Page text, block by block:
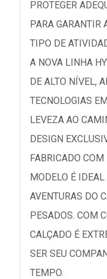
PROTEGER
PARA GARANTIR
TIPO DE
A NOVA LINHA
DE ALTO NÍVEL,
TECNOLOGIAS
LEVEZA AO
DESIGN
FABRICADO
MODELO É
AVENTURAS DO
PESADOS. COM
CALÇADO É
SER SEU
TEMPO.